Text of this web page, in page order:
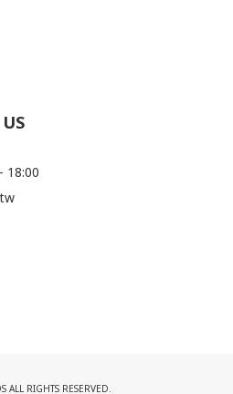
18:00
ALL RIGHTS RESERVED.